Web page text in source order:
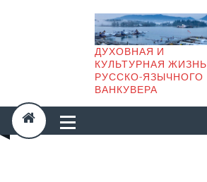
ДУХОВНАЯ И
КУЛЬТУРНАЯ ЖИЗНЬ
РУССКО-ЯЗЫЧНОГО
ВАНКУВЕРА